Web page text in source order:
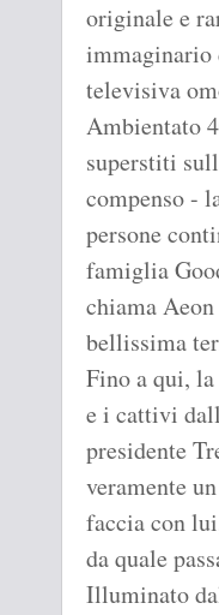
originale e
immaginario
televisiva
Ambientato
superstiti
compenso -
persone
famiglia
chiama
bellissima
Fino a qui,
e i cattivi
presidente
veramente
faccia con
da quale
Illuminato